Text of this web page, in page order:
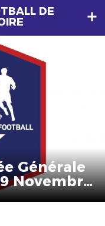
DE
Générale
Novembre